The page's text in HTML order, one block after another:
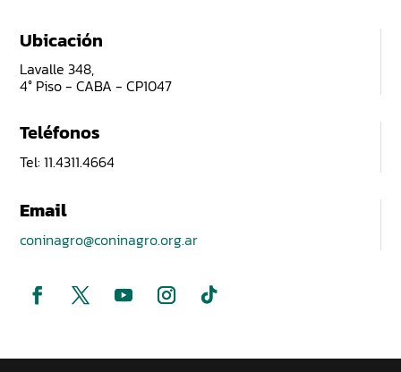
Ubicación
Lavalle 348,
4° Piso - CABA - CP1047
Teléfonos
Tel: 11.4311.4664
Email
coninagro@coninagro.org.ar